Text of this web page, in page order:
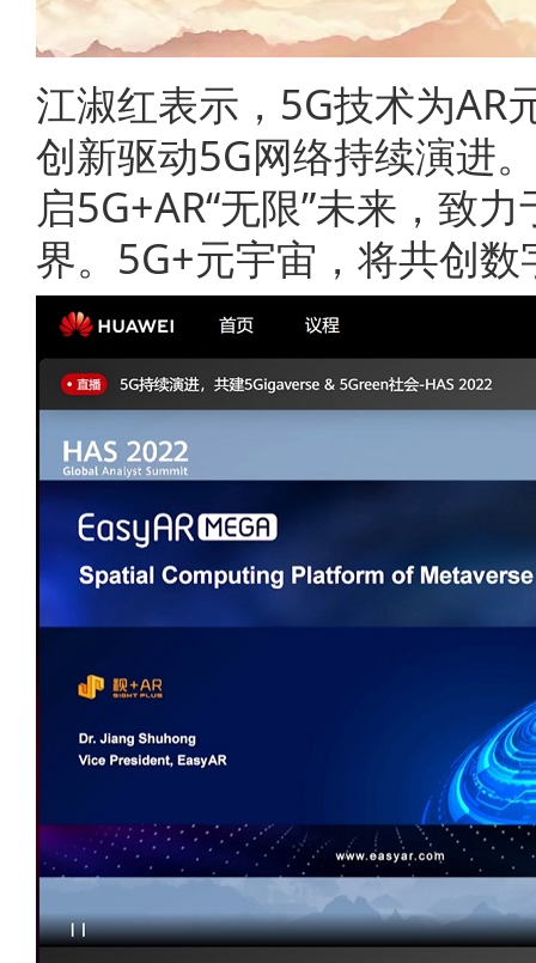
江淑红表示，5G技术为AR
创新驱动5G网络持续演进
启5G+AR“无限”未来，致
界。5G+元宇宙，将共创